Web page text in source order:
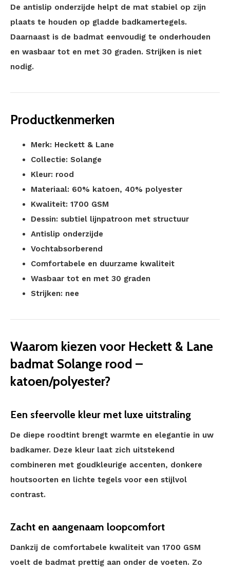
De antislip onderzijde helpt de mat stabiel op zijn
plaats te houden op gladde badkamertegels.
Daarnaast is de badmat eenvoudig te onderhouden
en wasbaar tot en met 30 graden. Strijken is niet
nodig.
Productkenmerken
Merk: Heckett & Lane
Collectie: Solange
Kleur: rood
Materiaal: 60% katoen, 40% polyester
Kwaliteit: 1700 GSM
Dessin: subtiel lijnpatroon met structuur
Antislip onderzijde
Vochtabsorberend
Comfortabele en duurzame kwaliteit
Wasbaar tot en met 30 graden
Strijken: nee
Waarom kiezen voor Heckett & Lane
badmat Solange rood –
katoen/polyester?
Een sfeervolle kleur met luxe uitstraling
De diepe roodtint brengt warmte en elegantie in uw
badkamer. Deze kleur laat zich uitstekend
combineren met goudkleurige accenten, donkere
houtsoorten en lichte tegels voor een stijlvol
contrast.
Zacht en aangenaam loopcomfort
Dankzij de comfortabele kwaliteit van 1700 GSM
voelt de badmat prettig aan onder de voeten. Zo